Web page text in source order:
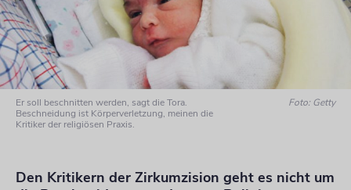
Er soll beschnitten werden, sagt die Tora.
Beschneidung ist Körperverletzung, meinen die
Kritiker der religiösen Praxis.
Foto: Getty
Den Kritikern der Zirkumzision geht es nicht um